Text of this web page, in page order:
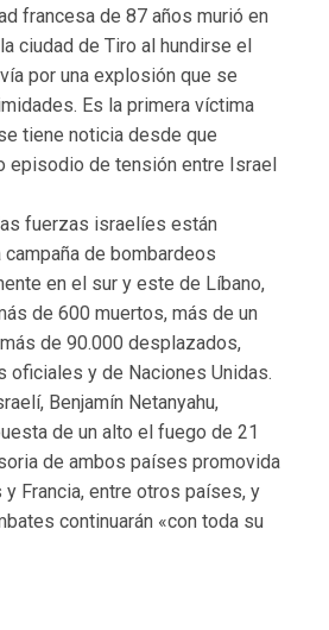
francesa de 87 años murió en
ciudad de Tiro al hundirse el
por una explosión que se
Es la primera víctima
tiene noticia desde que
episodio de tensión entre Israel
fuerzas israelíes están
campaña de bombardeos
en el sur y este de Líbano,
de 600 muertos, más de un
de 90.000 desplazados,
oficiales y de Naciones Unidas.
Benjamín Netanyahu,
de un alto el fuego de 21
de ambos países promovida
Francia, entre otros países, y
continuarán «con toda su